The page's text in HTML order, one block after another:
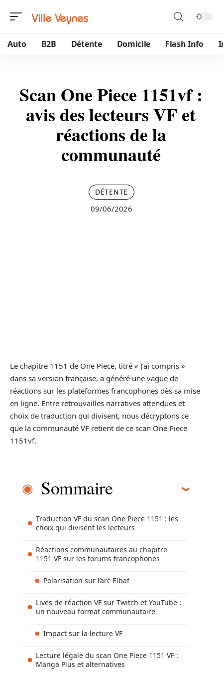
Auto B2B Détente Domicile Flash Info
Scan One Piece 1151vf :
avis des lecteurs VF et
réactions de la
communauté
DÉTENTE
09/06/2026
Le chapitre 1151 de One Piece, titré « J’ai compris »
dans sa version française, a généré une vague de
réactions sur les plateformes francophones dès sa mise
en ligne. Entre retrouvailles narratives attendues et
choix de traduction qui divisent, nous décryptons ce
que la communauté VF retient de ce scan One Piece
1151vf.
Sommaire
Traduction VF du scan One Piece 1151 : les
choix qui divisent les lecteurs
Réactions communautaires au chapitre
1151 VF sur les forums francophones
Polarisation sur l’arc Elbaf
Lives de réaction VF sur Twitch et YouTube :
un nouveau format communautaire
Impact sur la lecture VF
Lecture légale du scan One Piece 1151 VF :
Manga Plus et alternatives